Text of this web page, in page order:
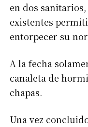
en dos
existentes
entorpecer su
A la fecha
canaleta de
chapas.
Una vez